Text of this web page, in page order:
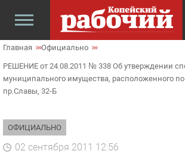
Главная Официально
РЕШЕНИЕ от 24.08.2011 № 338 Об утверждении
муниципального имущества, расположенного по
пр.Славы, 32-Б
ОФИЦИАЛЬНО
02 сентября 2011 12:56